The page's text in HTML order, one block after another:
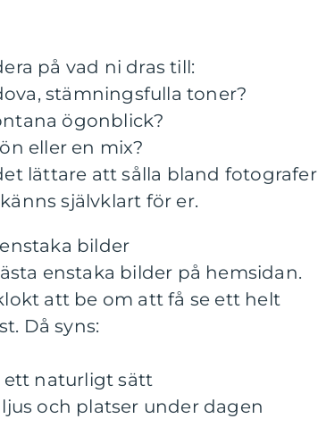
på vad ni dras till:
stämningsfulla toner?
ögonblick?
eller en mix?
lättare att sålla bland fotografer
självklart för er.
bilder
enstaka bilder på hemsidan.
att be om att få se ett helt
Då syns:
ett naturligt sätt
och platser under dagen